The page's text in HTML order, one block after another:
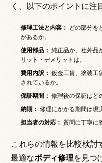
く、以下のポイントに注
修理工法と内容： どの部分を
があるか。
使用部品： 純正品か、社外品
リット・デメリットは。
費用内訳： 鈑金工賃、塗装工
されているか。
保証期間： 修理後の保証はど
納期： 修理にかかる期間は現
担当者の対応： 質問に丁寧に
これらの情報を比較検討
最適なボディ修理を見つ